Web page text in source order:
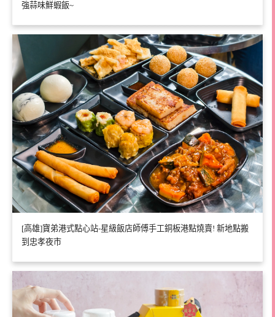
強蒜味鮮蝦飯~
[高雄]寶弟港式點心站-星級飯店師傅手工銅板港點燒賣! 新地點搬
到忠孝夜市